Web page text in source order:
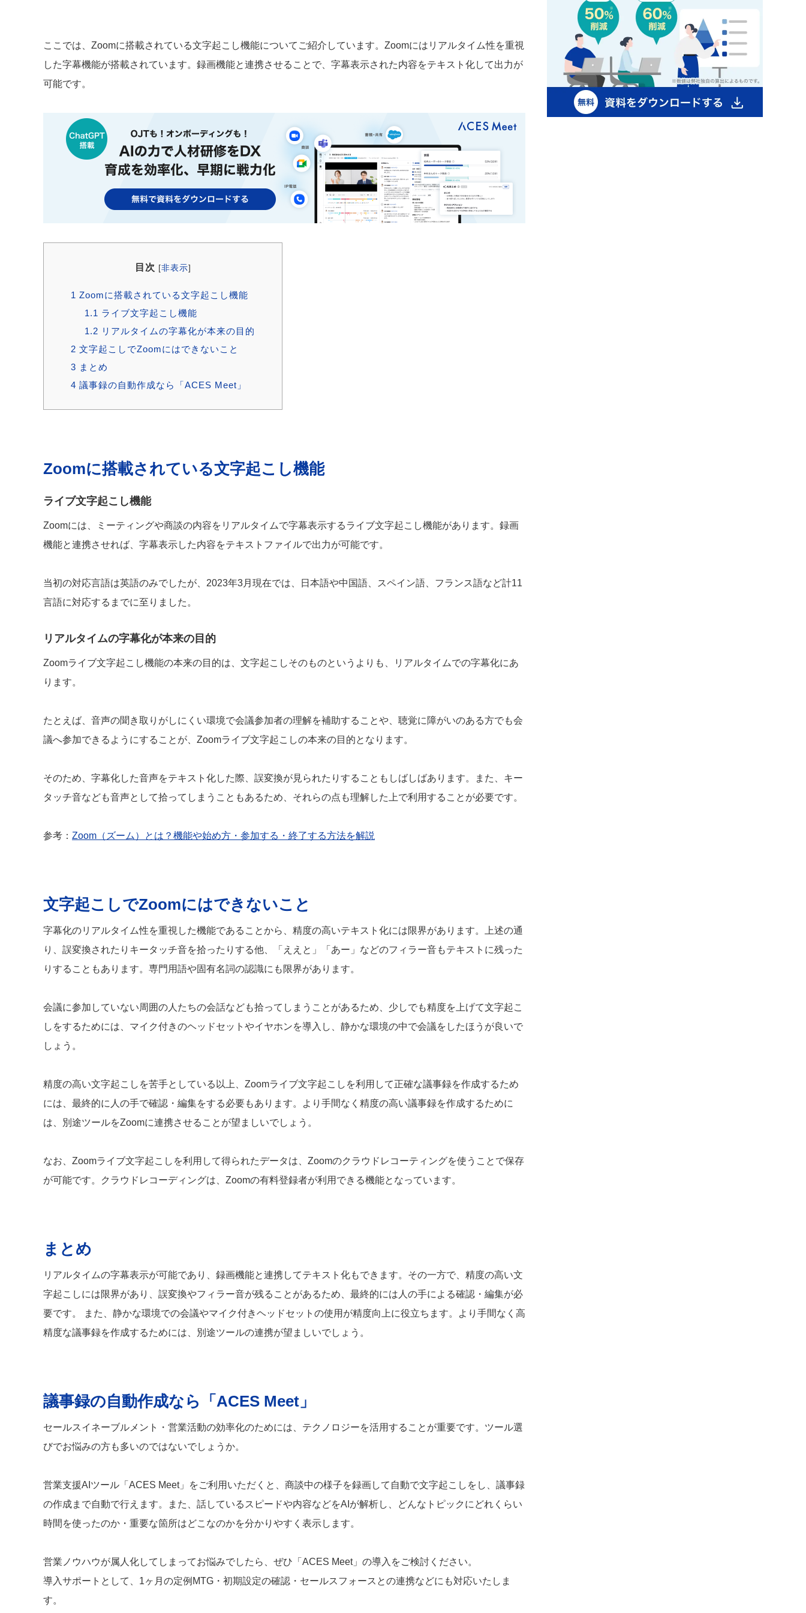
ここでは、Zoomに搭載されている文字起こし機能についてご紹介しています。Zoomにはリアルタイム性を重視
した字幕機能が搭載されています。録画機能と連携させることで、字幕表示された内容をテキスト化して出力が
可能です。
目次 [非表示]
1 Zoomに搭載されている文字起こし機能
1.1 ライブ文字起こし機能
1.2 リアルタイムの字幕化が本来の目的
2 文字起こしでZoomにはできないこと
3 まとめ
4 議事録の自動作成なら「ACES Meet」
Zoomに搭載されている文字起こし機能
ライブ文字起こし機能
Zoomには、ミーティングや商談の内容をリアルタイムで字幕表示するライブ文字起こし機能があります。録画
機能と連携させれば、字幕表示した内容をテキストファイルで出力が可能です。
当初の対応言語は英語のみでしたが、2023年3月現在では、日本語や中国語、スペイン語、フランス語など計11
言語に対応するまでに至りました。
リアルタイムの字幕化が本来の目的
Zoomライブ文字起こし機能の本来の目的は、文字起こしそのものというよりも、リアルタイムでの字幕化にあ
ります。
たとえば、音声の聞き取りがしにくい環境で会議参加者の理解を補助することや、聴覚に障がいのある方でも会
議へ参加できるようにすることが、Zoomライブ文字起こしの本来の目的となります。
そのため、字幕化した音声をテキスト化した際、誤変換が見られたりすることもしばしばあります。また、キー
タッチ音なども音声として拾ってしまうこともあるため、それらの点も理解した上で利用することが必要です。
参考： Zoom（ズーム）とは？機能や始め方・参加する・終了する方法を解説
文字起こしでZoomにはできないこと
字幕化のリアルタイム性を重視した機能であることから、精度の高いテキスト化には限界があります。上述の通
り、誤変換されたりキータッチ音を拾ったりする他、「ええと」「あー」などのフィラー音もテキストに残った
りすることもあります。専門用語や固有名詞の認識にも限界があります。
会議に参加していない周囲の人たちの会話なども拾ってしまうことがあるため、少しでも精度を上げて文字起こ
しをするためには、マイク付きのヘッドセットやイヤホンを導入し、静かな環境の中で会議をしたほうが良いで
しょう。
精度の高い文字起こしを苦手としている以上、Zoomライブ文字起こしを利用して正確な議事録を作成するため
には、最終的に人の手で確認・編集をする必要もあります。より手間なく精度の高い議事録を作成するために
は、別途ツールをZoomに連携させることが望ましいでしょう。
なお、Zoomライブ文字起こしを利用して得られたデータは、Zoomのクラウドレコーティングを使うことで保存
が可能です。クラウドレコーディングは、Zoomの有料登録者が利用できる機能となっています。
まとめ
リアルタイムの字幕表示が可能であり、録画機能と連携してテキスト化もできます。その一方で、精度の高い文
字起こしには限界があり、誤変換やフィラー音が残ることがあるため、最終的には人の手による確認・編集が必
要です。 また、静かな環境での会議やマイク付きヘッドセットの使用が精度向上に役立ちます。より手間なく高
精度な議事録を作成するためには、別途ツールの連携が望ましいでしょう。
議事録の自動作成なら「ACES Meet」
セールスイネーブルメント・営業活動の効率化のためには、テクノロジーを活用することが重要です。ツール選
びでお悩みの方も多いのではないでしょうか。
営業支援AIツール「ACES Meet」をご利用いただくと、商談中の様子を録画して自動で文字起こしをし、議事録
の作成まで自動で行えます。また、話しているスピードや内容などをAIが解析し、どんなトピックにどれくらい
時間を使ったのか・重要な箇所はどこなのかを分かりやすく表示します。
営業ノウハウが属人化してしまってお悩みでしたら、ぜひ「ACES Meet」の導入をご検討ください。
導入サポートとして、1ヶ月の定例MTG・初期設定の確認・セールスフォースとの連携などにも対応いたしま
す。